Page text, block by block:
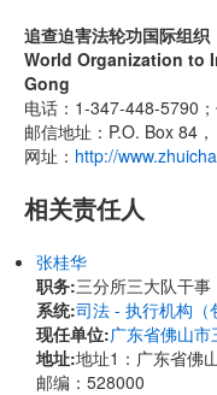
追查迫害法轮功国际组织
World Organization to
Gong
电话：1-347-448-5790
邮信地址：P.O. Box 84
网址： http://
相关责任人
张桂华
职务:三分所三大队干事
系统:司法 - 执行机构（
现任单位:广东省佛山
地址:地址1：广东省佛
邮编：528000